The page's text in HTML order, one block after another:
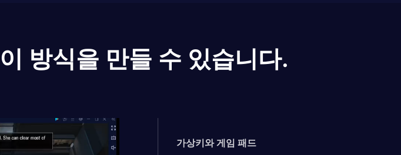
방식을 만들 수 있습니다.
가상키와 게임 패드